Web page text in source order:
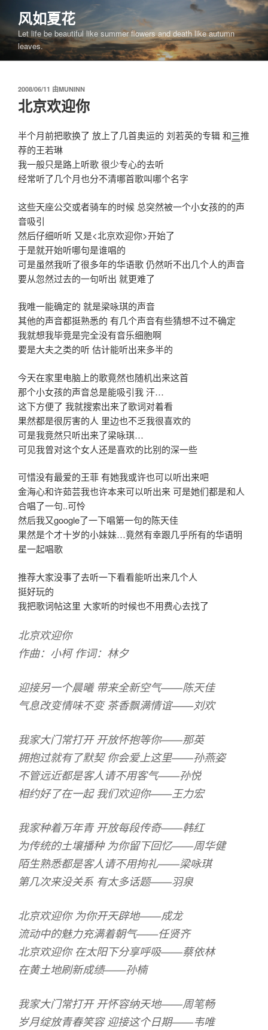
内
风如夏花
Let life be beautiful like summer flowers and death like autumn
leaves.
发
布
于
2008/06/11 由MUNINN
北京欢迎你
半个月前把歌换了 放上了几首奥运的 刘若英的专辑 和三推
荐的王若琳
我一般只是路上听歌 很少专心的去听
经常听了几个月也分不清哪首歌叫哪个名字
这些天座公交或者骑车的时候 总突然被一个小女孩的的声
音吸引
然后仔细听听 又是<北京欢迎你>开始了
于是就开始听哪句是谁唱的
可是虽然我听了很多年的华语歌 仍然听不出几个人的声音
要从忽然过去的一句听出 就更难了
我唯一能确定的 就是梁咏琪的声音
其他的声音都挺熟悉的 有几个声音有些猜想不过不确定
我就想我毕竟是完全没有音乐细胞啊
要是大夫之类的听 估计能听出来多半的
今天在家里电脑上的歌竟然也随机出来这首
那个小女孩的声音总是能吸引我 汗…
这下方便了 我就搜索出来了歌词对着看
果然都是很厉害的人 里边也不乏我很喜欢的
可是我竟然只听出来了梁咏琪…
可见我曾对这个女人还是喜欢的比别的深一些
可惜没有最爱的王菲 有她我或许也可以听出来吧
金海心和许茹芸我也许本来可以听出来 可是她们都是和人
合唱了一句..可怜
然后我又google了一下唱第一句的陈天佳
果然是个才十岁的小妹妹…竟然有幸跟几乎所有的华语明
星一起唱歌
推荐大家没事了去听一下看看能听出来几个人
挺好玩的
我把歌词帖这里 大家听的时候也不用费心去找了
北京欢迎你
作曲：小柯 作词：林夕
迎接另一个晨曦 带来全新空气——陈天佳
气息改变情味不变 茶香飘满情谊——刘欢
我家大门常打开 开放怀抱等你——那英
拥抱过就有了默契 你会爱上这里——孙燕姿
不管远近都是客人请不用客气——孙悦
相约好了在一起 我们欢迎你——王力宏
我家种着万年青 开放每段传奇——韩红
为传统的土壤播种 为你留下回忆——周华健
陌生熟悉都是客人请不用拘礼——梁咏琪
第几次来没关系 有太多话题——羽泉
北京欢迎你 为你开天辟地——成龙
流动中的魅力充满着朝气——任贤齐
北京欢迎你 在太阳下分享呼吸——蔡依林
在黄土地刷新成绩——孙楠
我家大门常打开 开怀容纳天地——周笔畅
岁月绽放青春笑容 迎接这个日期——韦唯